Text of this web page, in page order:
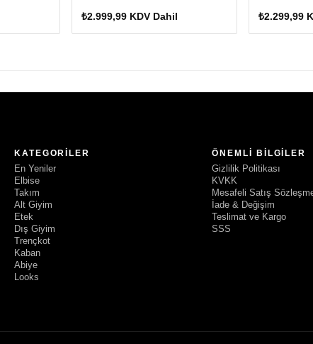
₺2.999,99 KDV Dahil ₺2.299,99
KATEGORILER
En Yeniler
Elbise
Takım
Alt Giyim
Etek
Dış Giyim
Trençkot
Kaban
Abiye
Looks
ÖNEMLI BILGILER
Gizlilik Politikası
KVKK
Mesafeli Satış
İade & Değişim
Teslimat ve Kargo
SSS